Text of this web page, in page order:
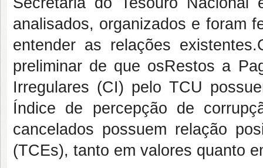
analisados, organizados e foram
entender as relações existentes.
preliminar de que osRestos a
Irregulares (CI) pelo TCU
Índice de percepção de
cancelados possuem relação
(TCEs), tanto em valores quanto